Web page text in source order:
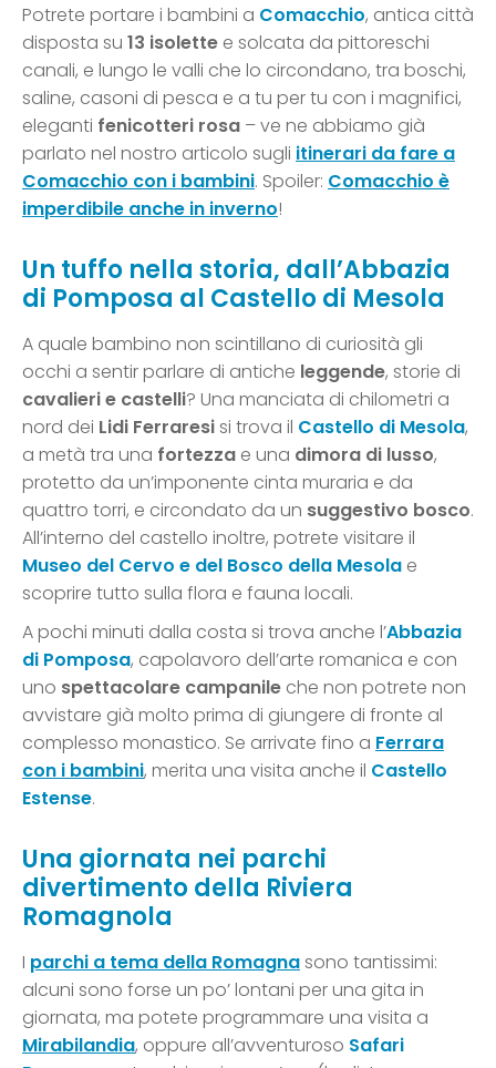
Potrete portare i bambini a Comacchio, antica città
disposta su 13 isolette e solcata da pittoreschi
canali, e lungo le valli che lo circondano, tra boschi,
saline, casoni di pesca e a tu per tu con i magnifici,
eleganti fenicotteri rosa – ve ne abbiamo già
parlato nel nostro articolo sugli itinerari da fare a
Comacchio con i bambini. Spoiler: Comacchio è
imperdibile anche in inverno!
Un tuffo nella storia, dall’Abbazia
di Pomposa al Castello di Mesola
A quale bambino non scintillano di curiosità gli
occhi a sentir parlare di antiche leggende, storie di
cavalieri e castelli? Una manciata di chilometri a
nord dei Lidi Ferraresisi trova il Castello di Mesola,
a metà tra una fortezza e una dimora di lusso,
protetto da un’imponente cinta muraria e da
quattro torri, e circondato da un suggestivo bosco.
All’interno del castello inoltre, potrete visitare il
Museo del Cervo e del Bosco della Mesola e
scoprire tutto sulla flora e fauna locali.
A pochi minuti dalla costa si trova anche l’Abbazia
di Pomposa, capolavoro dell’arte romanica e con
uno spettacolare campanile che non potrete non
avvistare già molto prima di giungere di fronte al
complesso monastico. Se arrivate fino a Ferrara
con i bambini, merita una visita anche il Castello
Estense.
Una giornata nei parchi
divertimento della Riviera
Romagnola
I parchi a tema della Romagnasono tantissimi:
alcuni sono forse un po’ lontani per una gita in
giornata, ma potete programmare una visita a
Mirabilandia, oppure all’avventuroso Safari